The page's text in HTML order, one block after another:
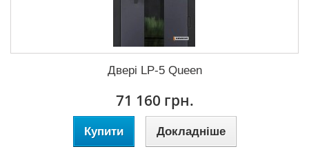
Двері LP-5 Queen
71 160 грн.
Купити Докладніше